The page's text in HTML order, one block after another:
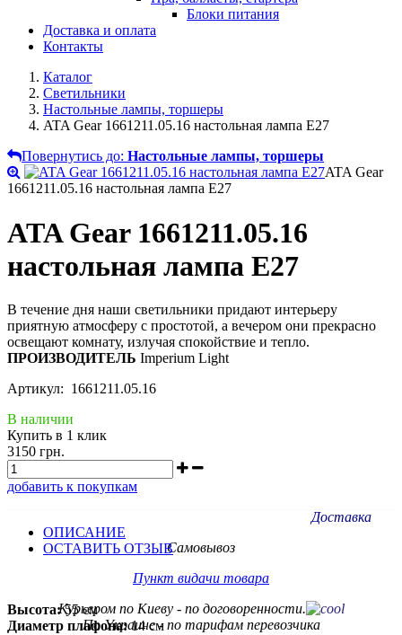
Блоки питания
Доставка и оплата
Контакты
Каталог
Светильники
Настольные лампы, торшеры
ATA Gear 1661211.05.16 настольная лампа Е27
Повернутись до: Настольные лампы, торшеры
ATA Gear
1661211.05.16 настольная лампа Е27
ATA Gear 1661211.05.16
настольная лампа Е27
В течение дня наши светильники придают интерьеру
приятную атмосферу с простотой, а вечером они прекрасно
освещают комнату, излучая спокойствие и тепло.
ПРОИЗВОДИТЕЛЬ Imperium Light
Артикул: 1661211.05.16
В наличии
Купить в 1 клик
3150 грн.
добавить к покупкам
Доставка
Самовывоз
Пункт видачи товара
Курьером по Киеву - по договоренности.
По Украине - по тарифам перевозчика
ОПИСАНИЕ
ОСТАВИТЬ ОТЗЫВ
Высота:55 см
Диаметр плафона:14 см